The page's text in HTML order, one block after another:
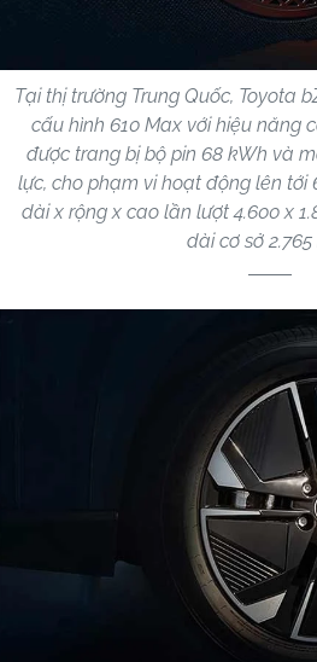
Tại thị trường Trung Quốc, Toyota
cấu hình 610 Max với hiệu năng
được trang bị bộ pin 68 kWh và
lực, cho phạm vi hoạt động lên tới
dài x rộng x cao lần lượt 4.600 x
dài cơ sở 2.765